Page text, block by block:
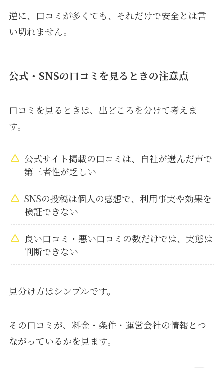
逆に、口コミが多くても、それだけで安全とは言
い切れません。
公式・SNSの口コミを見るときの注意点
口コミを見るときは、出どころを分けて考えま
す。
公式サイト掲載の口コミは、自社が選んだ声で
第三者性が乏しい
SNSの投稿は個人の感想で、利用事実や効果を
検証できない
良い口コミ・悪い口コミの数だけでは、実態は
判断できない
見分け方はシンプルです。
その口コミが、料金・条件・運営会社の情報とつ
ながっているかを見ます。